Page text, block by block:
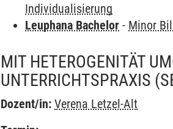
Individualisierung
Leuphana Bachelor - Minor
MIT HETEROGENITÄT
UNTERRICHTSPRAXIS
Dozent/in: Verena Letzel-Alt